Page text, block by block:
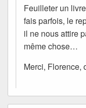
Feuilleter un
fais parfois, le
il ne nous attire
même chose…
Merci, Florence,